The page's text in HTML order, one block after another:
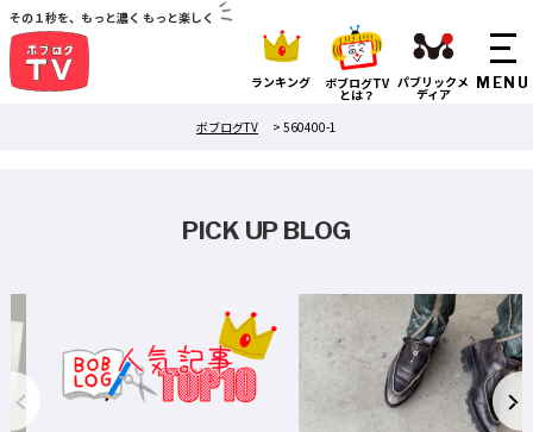
その１秒を、もっと濃く もっと楽しく
ランキング ボブログTV
とは？
パブリックメ
ディア
ボブログTV
> 560400-1
PICK UP BLOG